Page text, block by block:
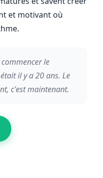
et motivant où
le
il y a 20 ans. Le
c'est maintenant.